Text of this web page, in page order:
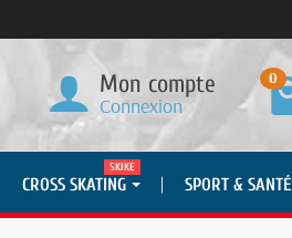
Mon compte
Connexion
0
CROSS SKATING
SKIKE
SPORT & SANTÉ